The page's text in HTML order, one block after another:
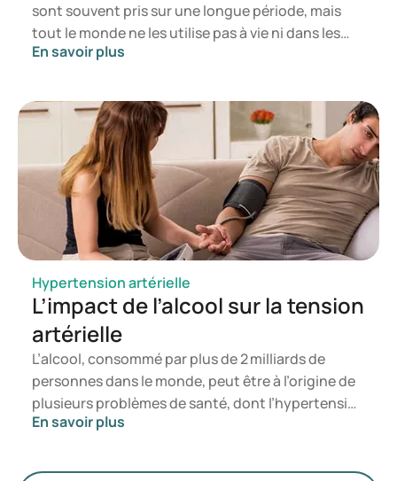
sont souvent pris sur une longue période, mais
tout le monde ne les utilise pas à vie ni dans les
mêmes dosages. Les médecins réévaluent
à la situation. Dans cet article, découvrez quand
les médicaments sont nécessaires, pourquoi ils
sont souvent utilisés sur le long terme et dans
quels cas une réduction peut être envisagée.
En savoir plus
Hypertension artérielle
L’impact de l’alcool sur la tension
artérielle
L’alcool, consommé par plus de 2 milliards de
personnes dans le monde, peut être à l’origine de
plusieurs problèmes de santé, dont l’hypertension
artérielle. Les effets aigus et chroniques de l’alcool
chercheurs ne comprennent pas encore
En savoir plus